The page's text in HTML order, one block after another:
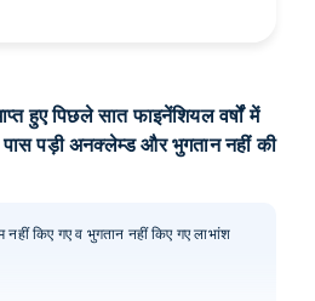
हुए पिछले सात फाइनेंशियल वर्षों में
पड़ी अनक्‍लेम्‍ड और भुगतान नहीं की
किए गए व भुगतान नहीं किए गए लाभांश